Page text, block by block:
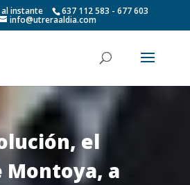
instante 637 112 583 - 677 603
info@utreraaldia.com
el
Montoya, a